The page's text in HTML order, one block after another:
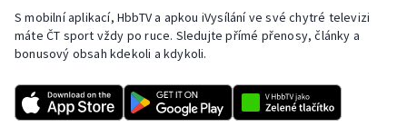
Plážový volejbal
Ragby
Rychlobruslení
S mobilní aplikací, HbbTV a apkou iVysílání ve své chytré televizi
máte ČT sport vždy po ruce. Sledujte přímé přenosy, články a
bonusový obsah kdekoli a kdykoli.